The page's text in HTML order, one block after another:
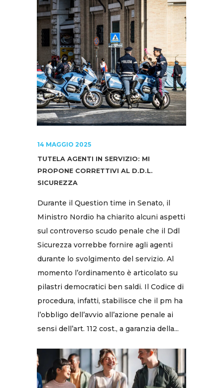
14 MAGGIO 2025
TUTELA AGENTI IN SERVIZIO: MI
PROPONE CORRETTIVI AL D.D.L.
SICUREZZA
Durante il Question time in Senato, il
Ministro Nordio ha chiarito alcuni aspetti
sul controverso scudo penale che il Ddl
Sicurezza vorrebbe fornire agli agenti
durante lo svolgimento del servizio. Al
momento l’ordinamento è articolato su
pilastri democratici ben saldi. Il Codice di
procedura, infatti, stabilisce che il pm ha
l’obbligo dell’avvio all’azione penale ai
sensi dell’art. 112 cost., a garanzia della...